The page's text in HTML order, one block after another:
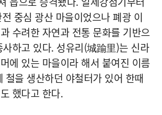
중심 광산 마을이었으나 폐광 이
수려한 자연과 전통 문화를 기반으
하고 있다. 성유리(城踰里)는 신라
에 있는 마을이라 해서 붙여진 이름
철을 생산하던 야철터가 있어 한때
했다고 한다.